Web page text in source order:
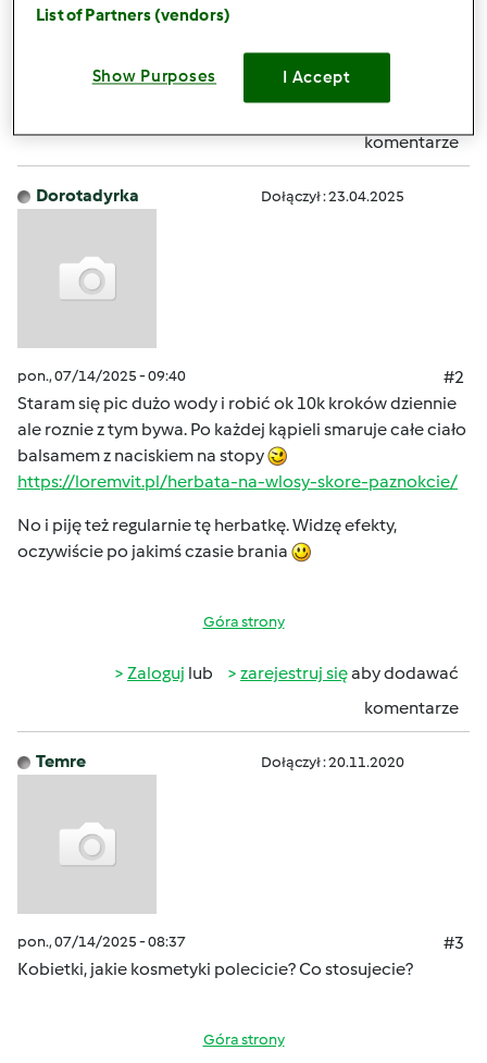
Góra strony
zarejestruj sięaby dodawać
komentarze
Dorotadyrka Dołączył : 23.04.2025
pon., 07/14/2025 - 09:40
#2
Staram się pic dużo wody i robić ok 10k kroków dziennie
ale roznie z tym bywa. Po każdej kąpieli smaruje całe ciało
balsamem z naciskiem na stopy
https://loremvit.pl/herbata-na-wlosy-skore-paznokcie/
No i piję też regularnie tę herbatkę. Widzę efekty,
oczywiście po jakimś czasie brania
Góra strony
Zaloguj lub zarejestruj sięaby dodawać
komentarze
Temre Dołączył : 20.11.2020
pon., 07/14/2025 - 08:37
#3
Kobietki, jakie kosmetyki polecicie? Co stosujecie?
Góra strony
List of Partners (vendors)
Show Purposes I Accept